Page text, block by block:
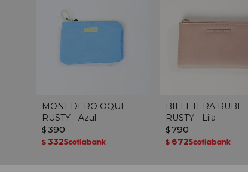
MONEDERO OQUI
RUSTY - Azul
$ 390
$ 332
BILLETERA RUBI
RUSTY - Lila
$ 790
$ 672